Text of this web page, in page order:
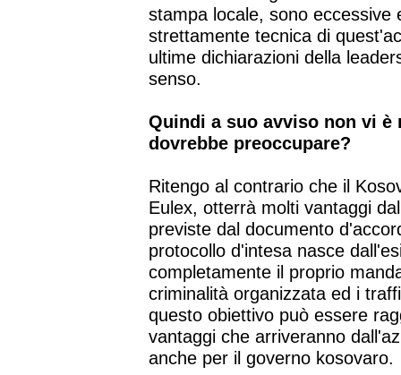
stampa locale, sono eccessive
strettamente tecnica di
ultime dichiarazioni della
senso.
Quindi a suo avviso non vi
dovrebbe preoccupare?
Ritengo al contrario che il
Eulex, otterrà molti vantaggi
previste dal documento
protocollo d'intesa nasce
completamente il proprio
criminalità organizzata ed i
questo obiettivo può essere
vantaggi che arriveranno
anche per il governo kosovaro.